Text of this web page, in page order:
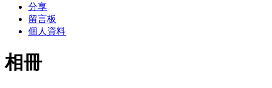
分享
留言板
個人資料
相冊